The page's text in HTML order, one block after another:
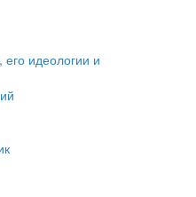
проектирования
идеологии и